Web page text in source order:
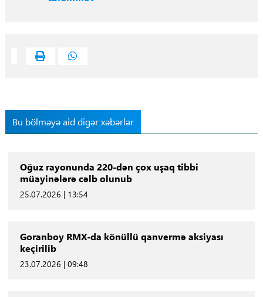
Bu bölməyə aid digər xəbərlər
Oğuz rayonunda 220-dən çox uşaq tibbi
müayinələrə cəlb olunub
25.07.2026 | 13:54
Goranboy RMX-da könüllü qanvermə aksiyası
keçirilib
23.07.2026 | 09:48